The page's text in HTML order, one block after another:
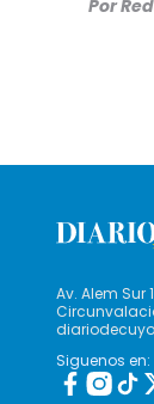
Por
Av. Alem Sur
Siguenos en: